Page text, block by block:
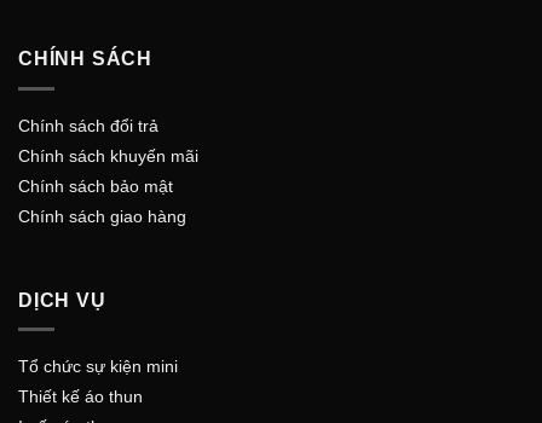
CHÍNH SÁCH
Chính sách đổi trả
Chính sách khuyến mãi
Chính sách bảo mật
Chính sách giao hàng
DỊCH VỤ
Tổ chức sự kiện mini
Thiết kế áo thun